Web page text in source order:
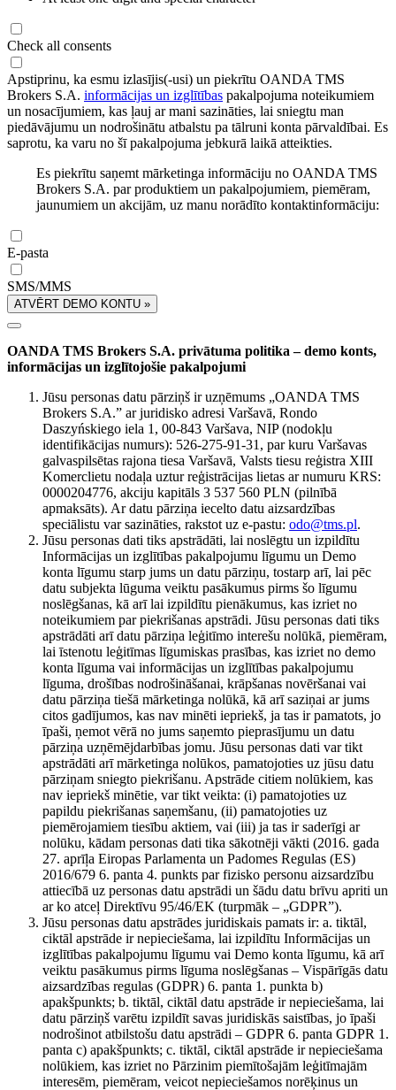
Check all consents
Apstiprinu, ka esmu izlasījis(-usi) un piekrītu OANDA TMS
Brokers S.A. informācijas un izglītības pakalpojuma noteikumiem
un nosacījumiem, kas ļauj ar mani sazināties, lai sniegtu man
piedāvājumu un nodrošinātu atbalstu pa tālruni konta pārvaldībai. Es
saprotu, ka varu no šī pakalpojuma jebkurā laikā atteikties.
Es piekrītu saņemt mārketinga informāciju no OANDA TMS
Brokers S.A. par produktiem un pakalpojumiem, piemēram,
jaunumiem un akcijām, uz manu norādīto kontaktinformāciju:
E-pasta
SMS/MMS
ATVĒRT DEMO KONTU »
OANDA TMS Brokers S.A. privātuma politika – demo konts,
informācijas un izglītojošie pakalpojumi
Jūsu personas datu pārziņš ir uzņēmums „OANDA TMS
Brokers S.A.” ar juridisko adresi Varšavā, Rondo
Daszyńskiego iela 1, 00-843 Varšava, NIP (nodokļu
identifikācijas numurs): 526-275-91-31, par kuru Varšavas
galvaspilsētas rajona tiesa Varšavā, Valsts tiesu reģistra XIII
Komerclietu nodaļa uztur reģistrācijas lietas ar numuru KRS:
0000204776, akciju kapitāls 3 537 560 PLN (pilnībā
apmaksāts). Ar datu pārziņa iecelto datu aizsardzības
speciālistu var sazināties, rakstot uz e-pastu: odo@tms.pl.
Jūsu personas dati tiks apstrādāti, lai noslēgtu un izpildītu
Informācijas un izglītības pakalpojumu līgumu un Demo
konta līgumu starp jums un datu pārziņu, tostarp arī, lai pēc
datu subjekta lūguma veiktu pasākumus pirms šo līgumu
noslēgšanas, kā arī lai izpildītu pienākumus, kas izriet no
noteikumiem par piekrišanas apstrādi. Jūsu personas dati tiks
apstrādāti arī datu pārziņa leģitīmo interešu nolūkā, piemēram,
lai īstenotu leģitīmas līgumiskas prasības, kas izriet no demo
konta līguma vai informācijas un izglītības pakalpojumu
līguma, drošības nodrošināšanai, krāpšanas novēršanai vai
datu pārziņa tiešā mārketinga nolūkā, kā arī saziņai ar jums
citos gadījumos, kas nav minēti iepriekš, ja tas ir pamatots, jo
īpaši, ņemot vērā no jums saņemto pieprasījumu un datu
pārziņa uzņēmējdarbības jomu. Jūsu personas dati var tikt
apstrādāti arī mārketinga nolūkos, pamatojoties uz jūsu datu
pārziņam sniegto piekrišanu. Apstrāde citiem nolūkiem, kas
nav iepriekš minētie, var tikt veikta: (i) pamatojoties uz
papildu piekrišanas saņemšanu, (ii) pamatojoties uz
piemērojamiem tiesību aktiem, vai (iii) ja tas ir saderīgi ar
nolūku, kādam personas dati tika sākotnēji vākti (2016. gada
27. aprīļa Eiropas Parlamenta un Padomes Regulas (ES)
2016/679 6. panta 4. punkts par fizisko personu aizsardzību
attiecībā uz personas datu apstrādi un šādu datu brīvu apriti un
ar ko atceļ Direktīvu 95/46/EK (turpmāk – „GDPR”).
Jūsu personas datu apstrādes juridiskais pamats ir: a. tiktāl,
ciktāl apstrāde ir nepieciešama, lai izpildītu Informācijas un
izglītības pakalpojumu līgumu vai Demo konta līgumu, kā arī
veiktu pasākumus pirms līguma noslēgšanas – Vispārīgās datu
aizsardzības regulas (GDPR) 6. panta 1. punkta b)
apakšpunkts; b. tiktāl, ciktāl datu apstrāde ir nepieciešama, lai
datu pārziņš varētu izpildīt savas juridiskās saistības, jo īpaši
nodrošinot atbilstošu datu apstrādi – GDPR 6. panta GDPR 1.
panta c) apakšpunkts; c. tiktāl, ciktāl apstrāde ir nepieciešama
nolūkiem, kas izriet no Pārzinim piemītošajām leģitīmajām
interesēm, piemēram, veicot nepieciešamos norēķinus un